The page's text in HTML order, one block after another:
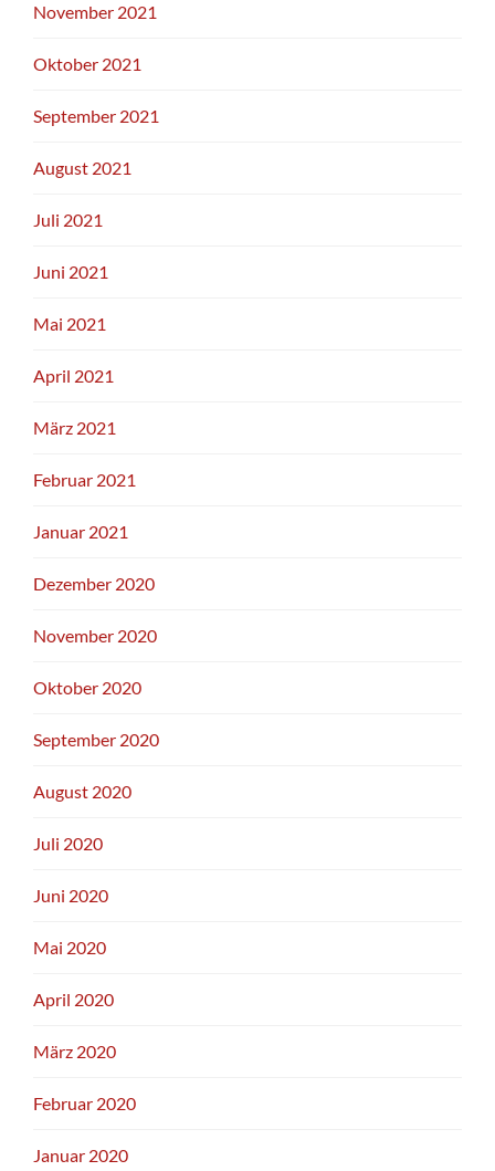
November 2021
Oktober 2021
September 2021
August 2021
Juli 2021
Juni 2021
Mai 2021
April 2021
März 2021
Februar 2021
Januar 2021
Dezember 2020
November 2020
Oktober 2020
September 2020
August 2020
Juli 2020
Juni 2020
Mai 2020
April 2020
März 2020
Februar 2020
Januar 2020